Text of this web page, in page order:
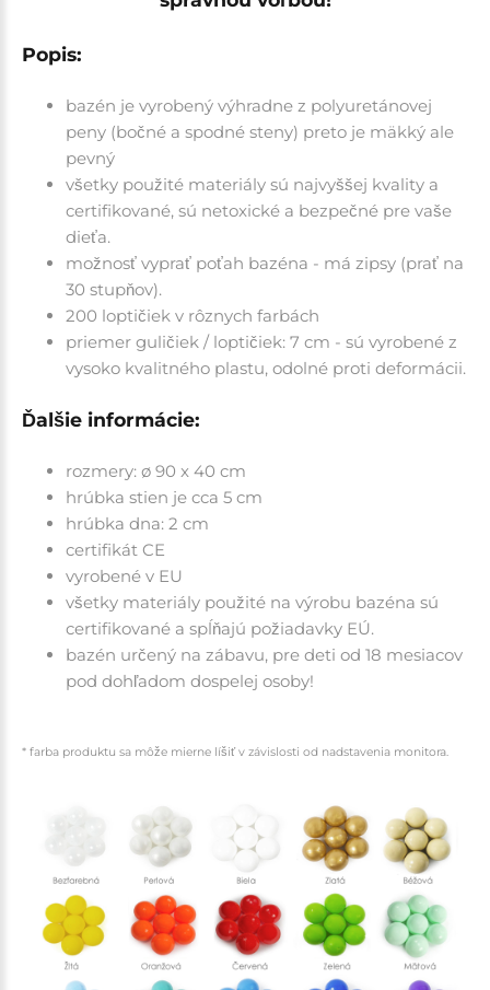
Popis:
bazén je vyrobený výhradne z polyuretánovej
peny (bočné a spodné steny) preto je mäkký ale
pevný
všetky použité materiály sú najvyššej kvality a
certifikované, sú netoxické a bezpečné pre vaše
dieťa.
možnosť vyprať poťah bazéna - má zipsy (prať na
30 stupňov).
200 loptičiek v rôznych farbách
priemer guličiek / loptičiek: 7 cm - sú vyrobené z
vysoko kvalitného plastu, odolné proti deformácii.
Ďalšie informácie:
rozmery: ø 90 x 40 cm
hrúbka stien je cca 5 cm
hrúbka dna: 2 cm
certifikát CE
vyrobené v EU
všetky materiály použité na výrobu bazéna sú
certifikované a spĺňajú požiadavky EÚ.
bazén určený na zábavu, pre deti od 18 mesiacov
pod dohľadom dospelej osoby!
* farba produktu sa môže mierne líšiť v závislosti od nadstavenia monitora.